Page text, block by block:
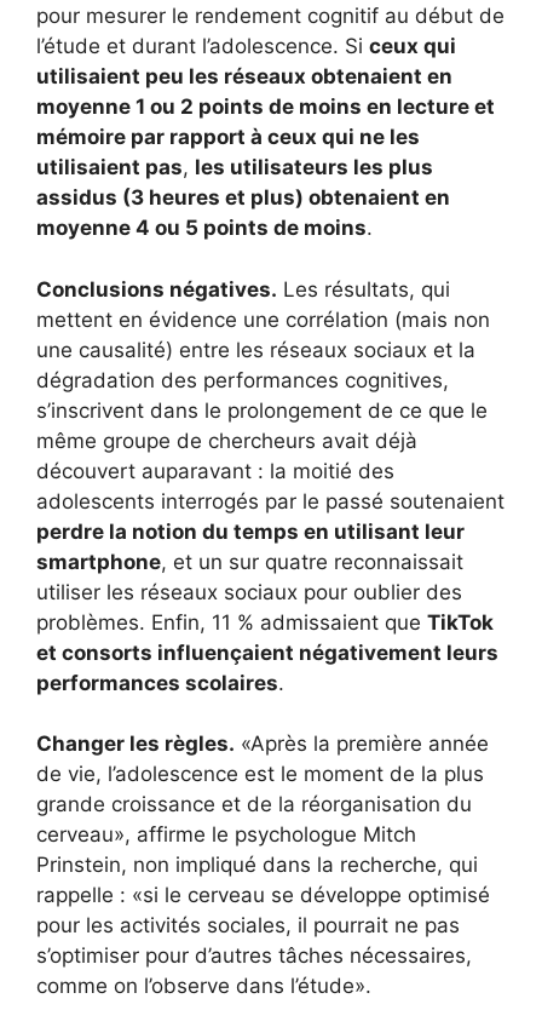
pour mesurer le rendement cognitif au début de
l’étude et durant l’adolescence. Si ceux qui
utilisaient peu les réseaux obtenaient en
moyenne 1 ou 2 points de moins en lecture et
mémoire par rapport à ceux qui ne les
utilisaient pas, les utilisateurs les plus
assidus (3 heures et plus) obtenaient en
moyenne 4 ou 5 points de moins.
Conclusions négatives. Les résultats, qui
mettent en évidence une corrélation (mais non
une causalité) entre les réseaux sociaux et la
dégradation des performances cognitives,
s’inscrivent dans le prolongement de ce que le
même groupe de chercheurs avait déjà
découvert auparavant : la moitié des
adolescents interrogés par le passé soutenaient
perdre la notion du temps en utilisant leur
smartphone, et un sur quatre reconnaissait
utiliser les réseaux sociaux pour oublier des
problèmes. Enfin, 11 % admissaient que TikTok
et consorts influençaient négativement leurs
performances scolaires.
Changer les règles. «Après la première année
de vie, l’adolescence est le moment de la plus
grande croissance et de la réorganisation du
cerveau», affirme le psychologue Mitch
Prinstein, non impliqué dans la recherche, qui
rappelle : «si le cerveau se développe optimisé
pour les activités sociales, il pourrait ne pas
s’optimiser pour d’autres tâches nécessaires,
comme on l’observe dans l’étude».